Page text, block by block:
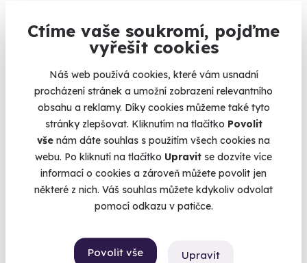
Ctíme vaše soukromí, pojďme
vyřešit cookies
Náš web používá cookies, které vám usnadní
procházení stránek a umožní zobrazení relevantního
obsahu a reklamy. Díky cookies můžeme také tyto
stránky zlepšovat. Kliknutím na tlačítko Povolit
vše nám dáte souhlas s použitím všech cookies na
webu. Po kliknutí na tlačítko Upravit se dozvíte více
informací o cookies a zároveň můžete povolit jen
některé z nich. Váš souhlas můžete kdykoliv odvolat
pomocí odkazu v patičce.
Povolit vše Upravit
Výměna poukazu pocelou dobu platnosti
Pojištění stornazážitku
Okamžité doručenípoukazu e-mailem
v zážitcích